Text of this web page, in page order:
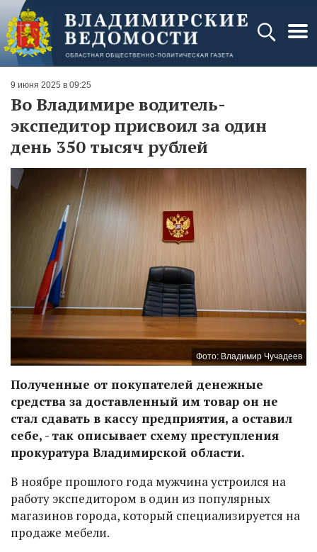
9 июня 2025 в 09:25
Во Владимире водитель-
экспедитор присвоил за один
день 350 тысяч рублей
Фото: Владимир Чучадеев
Полученные от покупателей денежные
средства за доставленный им товар он не
стал сдавать в кассу предприятия, а оставил
себе, - так описывает схему преступления
прокуратура Владимирской области.
В ноябре прошлого года мужчина устроился на
работу экспедитором в один из популярных
магазинов города, который специализируется на
продаже мебели.